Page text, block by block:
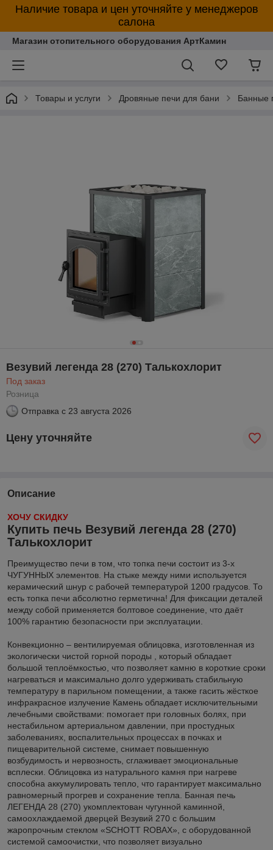
Наличие товара и цен уточняйте у менеджеров
салона
Магазин отопительного оборудования АртКамин
Товары и услуги Дровяные печи для бани Банные
Везувий легенда 28 (270) Талькохлорит
Под заказ
Розница
Отправка с 23 августа 2026
Цену уточняйте
Описание
ХОЧУ СКИДКУ
Купить печь Везувий легенда 28 (270)
Талькохлорит
Преимущество печи в том, что топка печи состоит из 3-х
ЧУГУННЫХ элементов. На стыке между ними используется
керамический шнур с рабочей температурой 1200 градусов. То
есть топка печи абсолютно герметична! Для фиксации деталей
между собой применяется болтовое соединение, что даёт
100% гарантию безопасности при эксплуатации.
Конвекционно – вентилируемая облицовка, изготовленная из
экологически чистой горной породы , который обладает
большой теплоёмкостью, что позволяет камню в короткие сроки
нагреваться и максимально долго удерживать стабильную
температуру в парильном помещении, а также гасить жёсткое
инфракрасное излучение Камень обладает исключительными
лечебными свойствами: помогает при головных болях, при
нестабильном артериальном давлении, при простудных
заболеваниях, воспалительных процессах в почках и
пищеварительной системе, снимает повышенную
возбудимость и нервозность, сглаживает эмоциональные
всплески. Облицовка из натурального камня при нагреве
способна аккумулировать тепло, что гарантирует максимально
равномерный прогрев и сохранение тепла. Банная печь
ЛЕГЕНДА 28 (270) укомплектован чугунной каминной,
самоохлаждаемой дверцей Везувий 270 с большим
жаропрочным стеклом «SCHOTT ROBAX», с оборудованной
системой самоочистки, что позволяет визуально